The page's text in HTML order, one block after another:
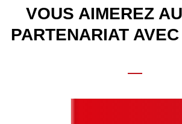
VOUS AIMEREZ
PARTENARIAT